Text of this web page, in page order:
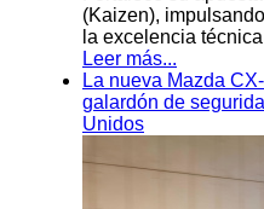
(Kaizen),
la excelencia
Leer más...
La nueva Mazda
galardón de
Unidos